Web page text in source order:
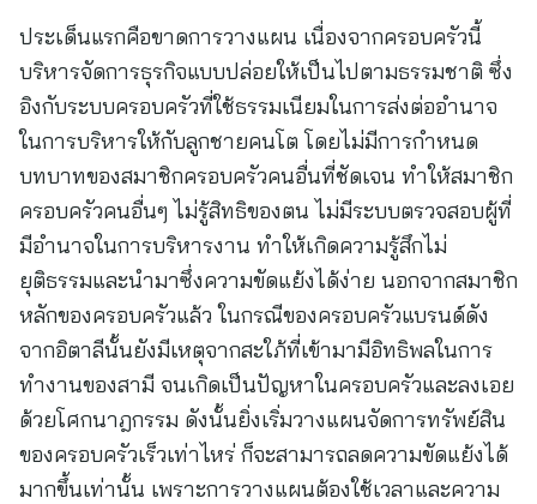
ประเด็นแรกคือขาดการวางแผน เนื่องจากครอบครัวนี้
บริหารจัดการธุรกิจแบบปล่อยให้เป็นไปตามธรรมชาติ ซึ่ง
อิงกับระบบครอบครัวที่ใช้ธรรมเนียมในการส่งต่ออำนาจ
ในการบริหารให้กับลูกชายคนโต โดยไม่มีการกำหนด
บทบาทของสมาชิกครอบครัวคนอื่นที่ชัดเจน ทำให้สมาชิก
ครอบครัวคนอื่นๆ ไม่รู้สิทธิของตน ไม่มีระบบตรวจสอบผู้ที่
มีอำนาจในการบริหารงาน ทำให้เกิดความรู้สึกไม่
ยุติธรรมและนำมาซึ่งความขัดแย้งได้ง่าย นอกจากสมาชิก
หลักของครอบครัวแล้ว ในกรณีของครอบครัวแบรนด์ดัง
จากอิตาลีนั้นยังมีเหตุจากสะใภ้ที่เข้ามามีอิทธิพลในการ
ทำงานของสามี จนเกิดเป็นปัญหาในครอบครัวและลงเอย
ด้วยโศกนาฎกรรม ดังนั้นยิ่งเริ่มวางแผนจัดการทรัพย์สิน
ของครอบครัวเร็วเท่าไหร่ ก็จะสามารถลดความขัดแย้งได้
มากขึ้นเท่านั้น เพราะการวางแผนต้องใช้เวลาและความ